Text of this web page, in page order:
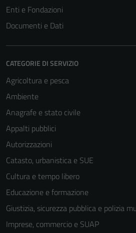
Enti e Fondazioni
Documenti e Dati
CATEGORIE DI SERVIZIO
Agricoltura e pesca
Ambiente
Anagrafe e stato civile
Appalti pubblici
Autorizzazioni
Catasto, urbanistica e SUE
Cultura e tempo libero
Educazione e formazione
Giustizia, sicurezza pubblica e polizia
Imprese, commercio e SUAP